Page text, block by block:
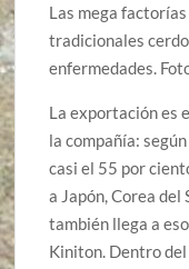
Las mega
tradicionales
enfermedades.
La exportación es
la compañía:
casi el 55 por
a Japón, Corea del
también llega a
Kiniton. Dentro